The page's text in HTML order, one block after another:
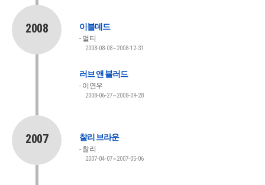
2008 이블데드
멀티
2008-08-08~2008-12-31
러브 앤 블러드
이연우
2008-06-27~2008-09-28
2007 찰리 브라운
찰리
2007-04-07~2007-05-06